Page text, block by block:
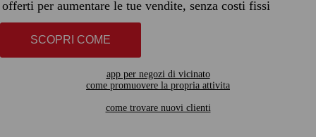
offerti per aumentare le tue vendite, senza costi fissi
SCOPRI COME
app per negozi di vicinato
come promuovere la propria attivita
come trovare nuovi clienti